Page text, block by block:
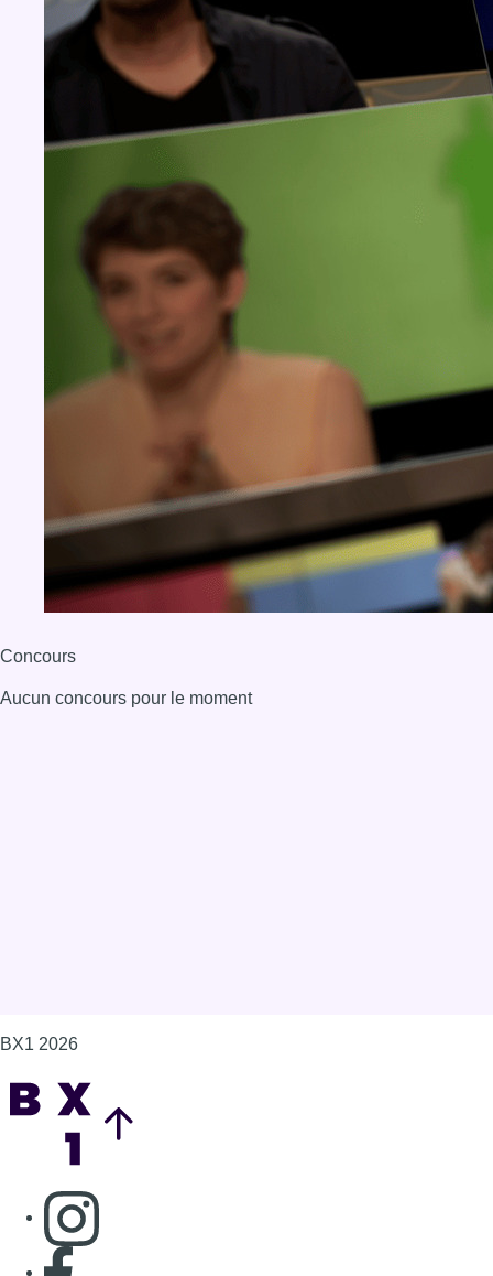
Concours
Aucun concours pour le moment
BX1 2026
Consulter page Instagram
Consulter page Facebook